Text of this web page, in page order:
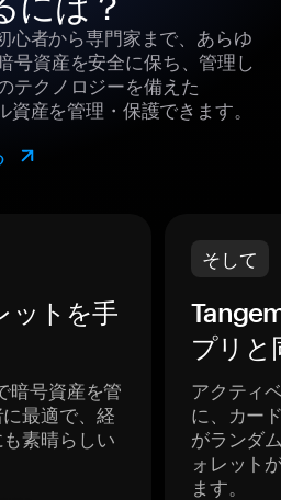
心者から専門家まで、あらゆ
号資産を安全に保ち、管理し
テクノロジーを備えた
産を管理・保護できます。
ットを手
暗号資産を管
最適で、経
素晴らしい
そして
プリと
アクティ
に、カー
がランダ
ォレット
ます。